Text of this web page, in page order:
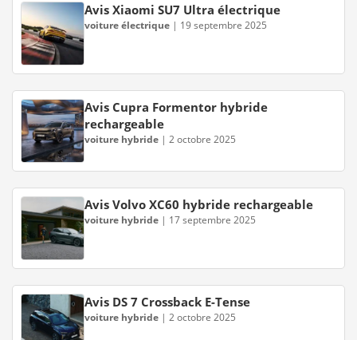
Avis Xiaomi SU7 Ultra électrique
voiture électrique | 19 septembre 2025
Avis Cupra Formentor hybride
rechargeable
voiture hybride | 2 octobre 2025
Avis Volvo XC60 hybride rechargeable
voiture hybride | 17 septembre 2025
Avis DS 7 Crossback E-Tense
voiture hybride | 2 octobre 2025